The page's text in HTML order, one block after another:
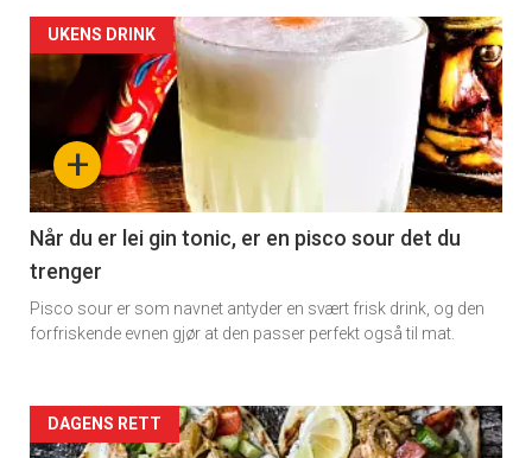
Artikler
detail
section
11
Dagens
rett
+
UKENS DRINK
Når du er lei gin tonic, er en pisco sour det du
trenger
Pisco sour er som navnet antyder en svært frisk drink, og den
forfriskende evnen gjør at den passer perfekt også til mat.
Artikler
DAGENS RETT